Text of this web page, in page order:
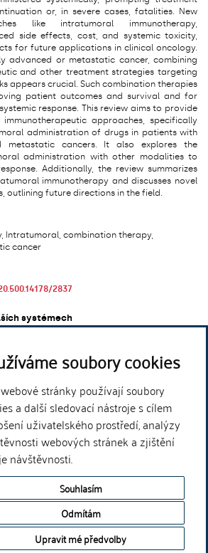
soubory cookies
stránky používají soubory
a další sledovací nástroje s cílem
uživatelského prostředí, analýzy
webových stránek a zjištění
návštěvnosti.
Souhlasím
Odmítám
Upravit mé předvolby
or, in severe cases, fatalities. New
like intratumoral immunotherapy,
side effects, cost, and systemic toxicity,
for future applications in clinical oncology.
advanced or metastatic cancer, combining
and other treatment strategies targeting
appears crucial. Such combination therapies
patient outcomes and survival and for
response. This review aims to provide
approaches, specifically
administration of drugs in patients with
metastatic cancers. It also explores the
administration with other modalities to
Additionally, the review summarizes
immunotherapy and discusses novel
outlining future directions in the field.
Intratumoral, combination therapy,
cancer
2837
systémech
textu výsledku: Creative Commons Uveďte
© 2002-
názoru
Theme by